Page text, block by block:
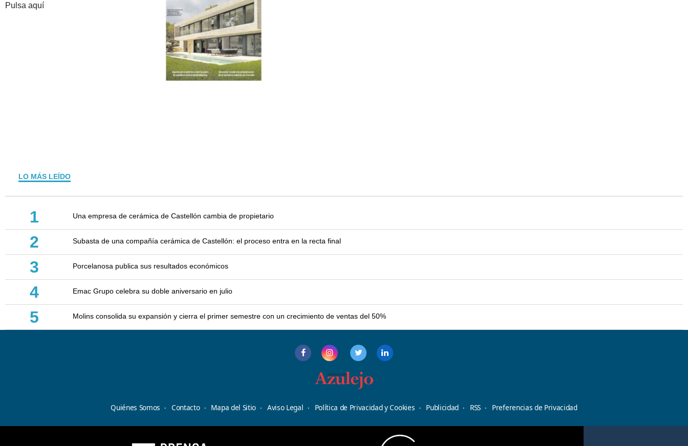
Pulsa aquí
LO MÁS LEÍDO
1 Una empresa de cerámica de Castellón cambia de propietario
2 Subasta de una compañía cerámica de Castellón: el proceso entra en la recta final
3 Porcelanosa publica sus resultados económicos
4 Emac Grupo celebra su doble aniversario en julio
5 Molins consolida su expansión y cierra el primer semestre con un crecimiento de ventas del 50%
Quiénes Somos Contacto Mapa del Sitio Aviso Legal Política de Privacidad y Cookies Publicidad RSS Preferencias de Privacidad